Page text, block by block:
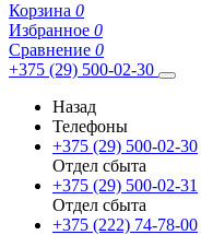
Корзина 0
Избранное 0
Сравнение 0
+375 (29) 500-02-30
Назад
Телефоны
+375 (29) 500-02-30
Отдел сбыта
+375 (29) 500-02-31
Отдел сбыта
+375 (222) 74-78-00